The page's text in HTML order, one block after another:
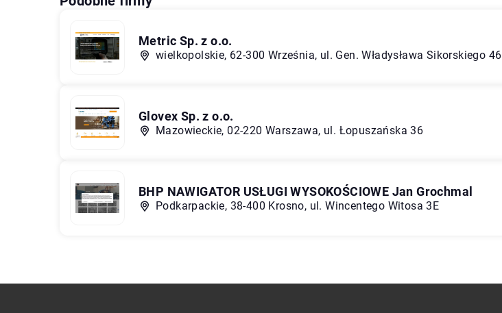
Metric Sp. z o.o.
wielkopolskie, 62-300 Września, ul. Gen. Władysława Sikorskiego 46
Glovex Sp. z o.o.
Mazowieckie, 02-220 Warszawa, ul. Łopuszańska 36
BHP NAWIGATOR USŁUGI WYSOKOŚCIOWE Jan Grochmal
Podkarpackie, 38-400 Krosno, ul. Wincentego Witosa 3E